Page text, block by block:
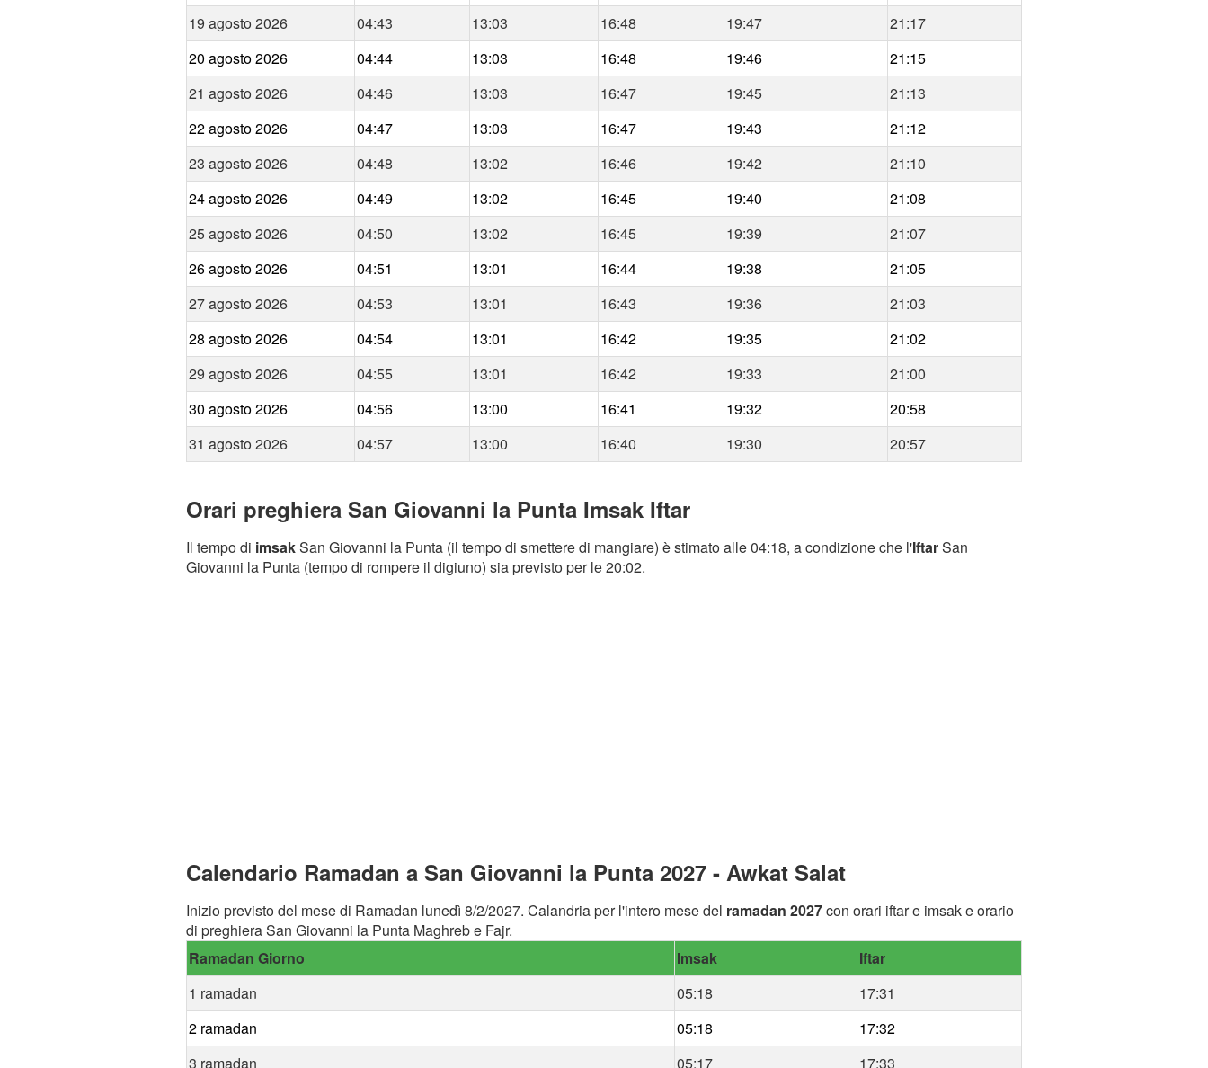
19 agosto 2026
04:43 13:03 16:48 19:47
21:17
20 agosto 2026
04:44 13:03 16:48 19:46
21:15
21 agosto 2026
04:46 13:03 16:47 19:45
21:13
22 agosto 2026
04:47 13:03 16:47 19:43
21:12
23 agosto 2026
04:48 13:02 16:46 19:42
21:10
24 agosto 2026
04:49 13:02 16:45 19:40
21:08
25 agosto 2026
04:50 13:02 16:45 19:39
21:07
26 agosto 2026
04:51 13:01 16:44 19:38
21:05
27 agosto 2026
04:53 13:01 16:43 19:36
21:03
28 agosto 2026
04:54 13:01 16:42 19:35
21:02
29 agosto 2026
04:55 13:01 16:42 19:33
21:00
30 agosto 2026
04:56 13:00 16:41 19:32
20:58
31 agosto 2026
04:57 13:00 16:40 19:30 20:57
Orari preghiera San Giovanni la Punta Imsak Iftar
Il tempo di imsakSan Giovanni la Punta (il tempo di smettere di mangiare) è stimato alle 04:18, a condizione che l'IftarSan
Giovanni la Punta (tempo di rompere il digiuno) sia previsto per le 20:02.
Calendario Ramadan a San Giovanni la Punta 2027 - Awkat Salat
Inizio previsto del mese di Ramadan lunedì 8/2/2027. Calandria per l'intero mese del ramadan 2027con orari iftar e imsak e orario
di preghiera San Giovanni la Punta Maghreb e Fajr.
Ramadan Giorno
Imsak
Iftar
1 ramadan
05:18
17:31
2 ramadan
05:18
17:32
3 ramadan
05:17 17:33